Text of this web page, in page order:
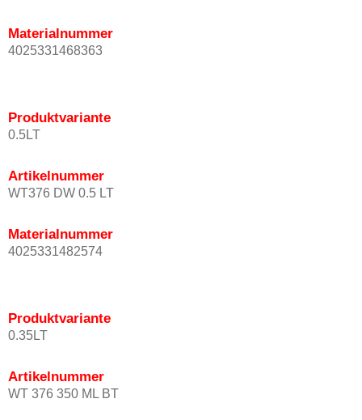
Materialnummer
4025331468363
Produktvariante
0.5LT
Artikelnummer
WT376 DW 0.5 LT
Materialnummer
4025331482574
Produktvariante
0.35LT
Artikelnummer
WT 376 350 ML BT